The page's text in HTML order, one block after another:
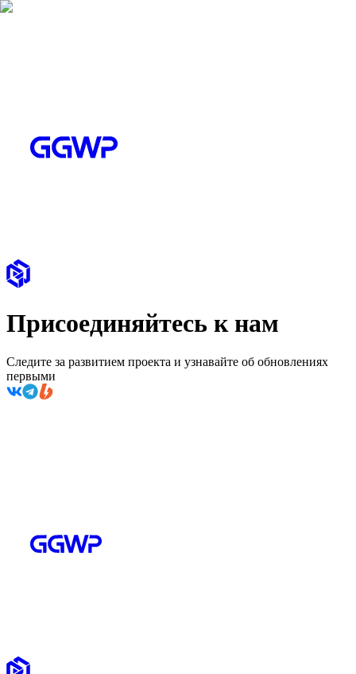
Присоединяйтесь к нам
Следите за развитием проекта и узнавайте об обновлениях
первыми